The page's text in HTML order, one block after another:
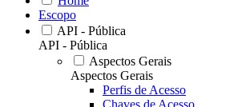
Escopo
API - Pública
API - Pública
Aspectos Gerais
Aspectos Gerais
Perfis de Acesso
Chaves de Acesso